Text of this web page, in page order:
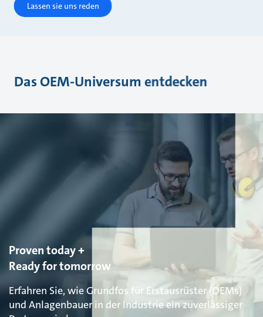
Lassen sie uns reden
Das OEM-Universum entdecken
Proven today +
Ready for tomorrow
Erfahren Sie, wie Grundfos für Erstausrüster (OEMs)
und Anlagenbauer in der Industrie ein zuverlässiger